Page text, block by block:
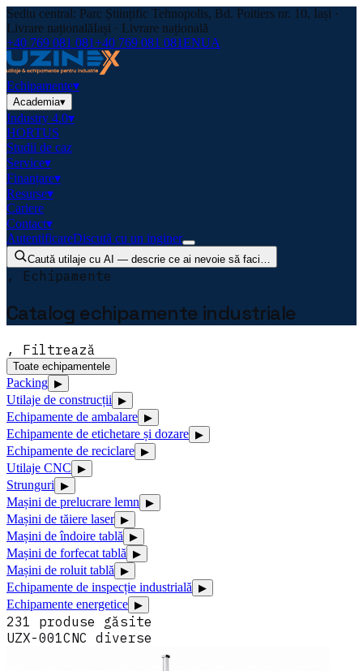
Sediu central: Parc Științific Tehnopolis, Bd. Poitiers nr. 10, Iași ·
Livrare naționalăIași · Livrare națională
+40 769 081 081+40 769 081 081ENUA
Echipamente▾
Academia▾
Industry 4.0▾
HORTUS
Studii de caz
Service▾
Finanțare▾
Resurse▾
Cariere
Contact▾
AutentificareDiscută cu un inginer
Caută utilaje cu AI — descrie ce ai nevoie să faci…
, Echipamente
Catalog echipamente industriale
, Filtrează
Toate echipamentele
Packing ▶
Utilaje de construcții ▶
Echipamente de ambalare ▶
Echipamente de etichetare și dozare ▶
Echipamente de reciclare ▶
Utilaje CNC ▶
Strunguri ▶
Mașini de prelucrare lemn ▶
Mașini de tăiere laser ▶
Mașini de îndoire tablă ▶
Mașini de forfecat tablă ▶
Mașini de roluit tablă ▶
Echipamente de inspecție industrială ▶
Echipamente energetice ▶
231 produse găsite
UZX-001CNC diverse